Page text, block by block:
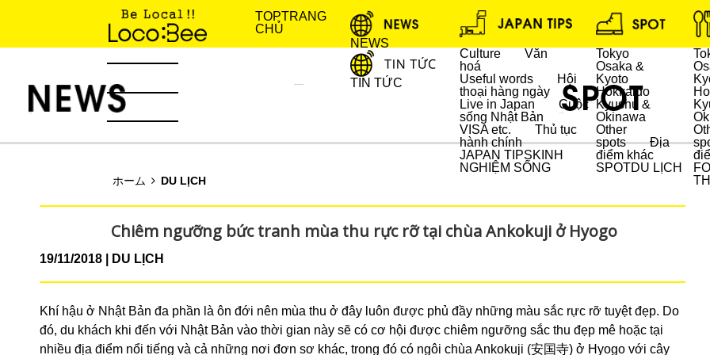
TOPTRANG
CHỦ
NEWS
TIN TỨC
Culture
Văn
hoá
Useful words
Hội
thoại hàng ngày
Live in Japan
Cuộc
sống Nhật Bản
VISA etc.
Thủ tục
hành chính
JAPAN TIPSKINH
NGHIỆM SỐNG
Tokyo
Osaka &
Kyoto
Hokkaido
Kyushu &
Okinawa
Other
spots
Địa
điểm khác
SPOTDU LỊCH
ホーム DU LỊCH
Chiêm ngưỡng bức tranh mùa thu rực rỡ tại chùa Ankokuji ở Hyogo
19/11/2018 DU LỊCH
Khí hậu ở Nhật Bản đa phần là ôn đới nên mùa thu ở đây luôn được phủ đầy những màu sắc rực rỡ tuyệt đẹp. Do
đó, du khách khi đến với Nhật Bản vào thời gian này sẽ có cơ hội được chiêm ngưỡng sắc thu đẹp mê hoặc tại
nhiều địa điểm nổi tiếng và cả những nơi đơn sơ khác, trong đó có ngôi chùa Ankokuji (安国寺) ở Hyogo với cây